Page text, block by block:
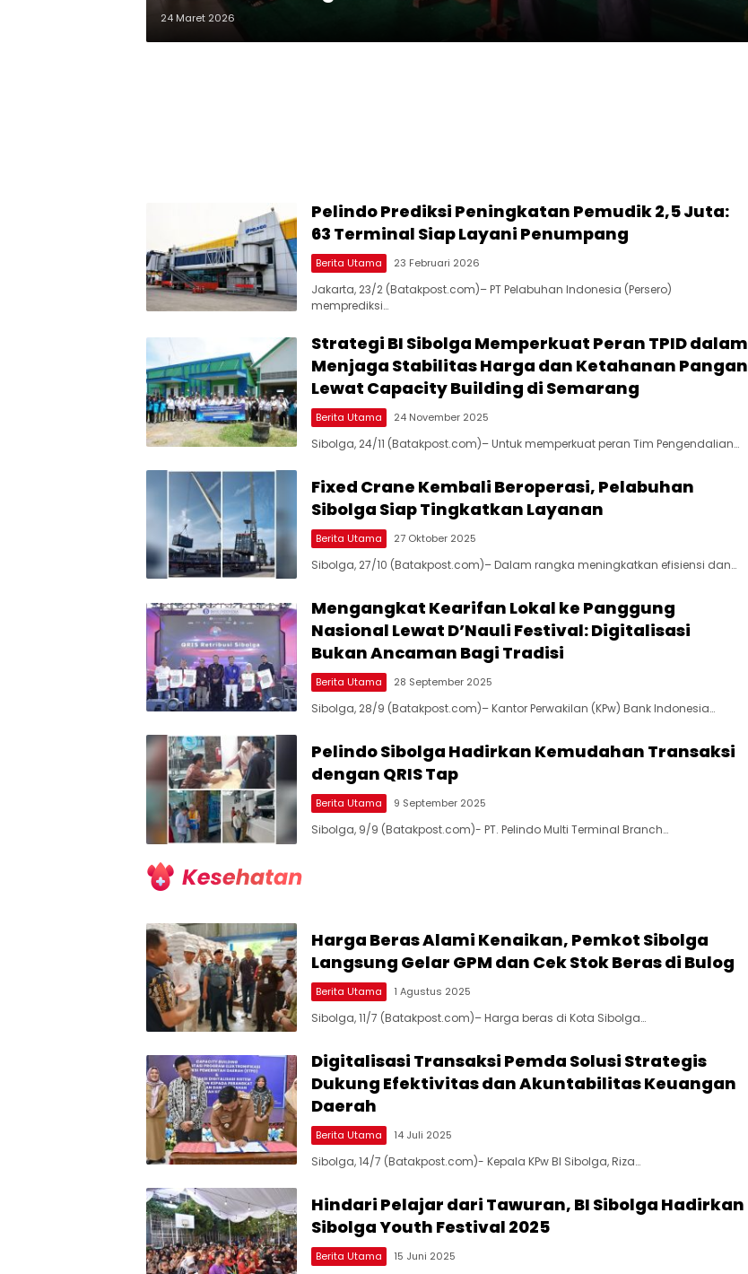
24 Maret 2026
Pelindo Prediksi Peningkatan Pemudik 2,5 Juta:
63 Terminal Siap Layani Penumpang
Berita Utama 23 Februari 2026
Jakarta, 23/2 (Batakpost.com)– PT Pelabuhan Indonesia (Persero)
memprediksi…
Strategi BI Sibolga Memperkuat Peran TPID dalam
Menjaga Stabilitas Harga dan Ketahanan Pangan
Lewat Capacity Building di Semarang
Berita Utama 24 November 2025
Sibolga, 24/11 (Batakpost.com)– Untuk memperkuat peran Tim Pengendalian…
Fixed Crane Kembali Beroperasi, Pelabuhan
Sibolga Siap Tingkatkan Layanan
Berita Utama 27 Oktober 2025
Sibolga, 27/10 (Batakpost.com)– Dalam rangka meningkatkan efisiensi dan…
Mengangkat Kearifan Lokal ke Panggung
Nasional Lewat D’Nauli Festival: Digitalisasi
Bukan Ancaman Bagi Tradisi
Berita Utama 28 September 2025
Sibolga, 28/9 (Batakpost.com)– Kantor Perwakilan (KPw) Bank Indonesia…
Pelindo Sibolga Hadirkan Kemudahan Transaksi
dengan QRIS Tap
Berita Utama 9 September 2025
Sibolga, 9/9 (Batakpost.com)- PT. Pelindo Multi Terminal Branch…
Harga Beras Alami Kenaikan, Pemkot Sibolga
Langsung Gelar GPM dan Cek Stok Beras di Bulog
Berita Utama 1 Agustus 2025
Sibolga, 11/7 (Batakpost.com)– Harga beras di Kota Sibolga…
Digitalisasi Transaksi Pemda Solusi Strategis
Dukung Efektivitas dan Akuntabilitas Keuangan
Daerah
Berita Utama 14 Juli 2025
Sibolga, 14/7 (Batakpost.com)- Kepala KPw BI Sibolga, Riza…
Hindari Pelajar dari Tawuran, BI Sibolga Hadirkan
Sibolga Youth Festival 2025
Berita Utama 15 Juni 2025